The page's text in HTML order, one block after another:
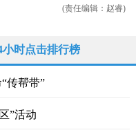
(责任编辑：赵睿)
小时点击排行榜
传帮带”
”活动